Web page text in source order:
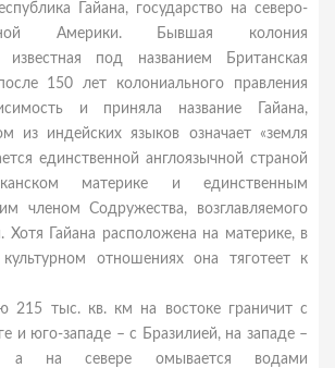
Гайана, государство на северо-
Америки. Бывшая колония
известная под названием Британская
150 лет колониального правления
и приняла название Гайана,
из индейских языков означает «земля
единственной англоязычной страной
материке и единственным
членом Содружества, возглавляемого
Хотя Гайана расположена на материке, в
отношениях она тяготеет к
215 тыс. кв. км на востоке граничит с
и юго-западе – с Бразилией, на западе –
а на севере омывается водами